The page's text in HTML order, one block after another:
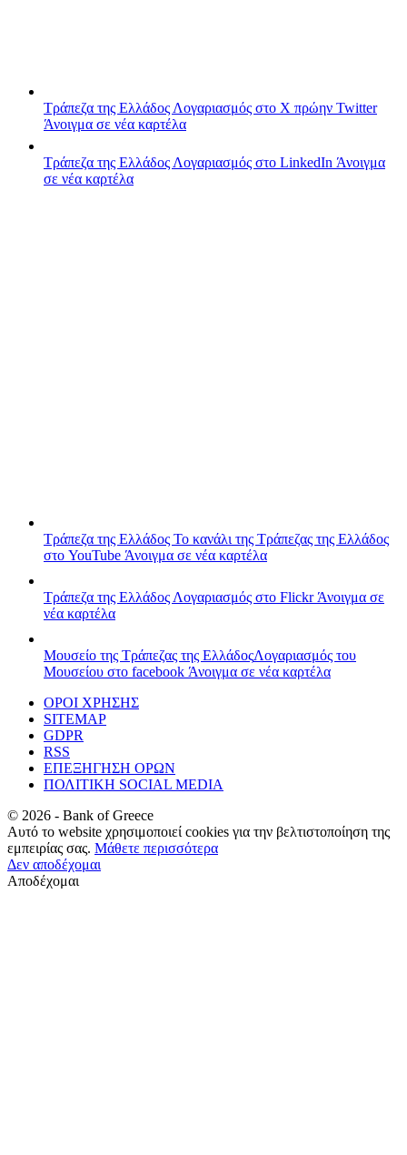
Τράπεζα της Ελλάδος Λογαριασμός στο X πρώην Twitter
Άνοιγμα σε νέα καρτέλα
Τράπεζα της Ελλάδος Λογαριασμός στο LinkedIn Άνοιγμα
σε νέα καρτέλα
Τράπεζα της Ελλάδος Το κανάλι της Τράπεζας της Ελλάδος
στο YouTube Άνοιγμα σε νέα καρτέλα
Τράπεζα της Ελλάδος Λογαριασμός στο FlickrΆνοιγμα σε
νέα καρτέλα
Μουσείο της Τράπεζας της ΕλλάδοςΛογαριασμός του
Μουσείου στο facebook Άνοιγμα σε νέα καρτέλα
ΟΡΟΙ ΧΡΗΣΗΣ
SITEMAP
GDPR
RSS
ΕΠΕΞΗΓΗΣΗ ΟΡΩΝ
ΠΟΛΙΤΙΚΗ SOCIAL MEDIA
© 2026 - Bank of Greece
Αυτό το website χρησιμοποιεί cookies για την βελτιστοποίηση της
εμπειρίας σας. Μάθετε περισσότερα
Δεν αποδέχομαι
Αποδέχομαι